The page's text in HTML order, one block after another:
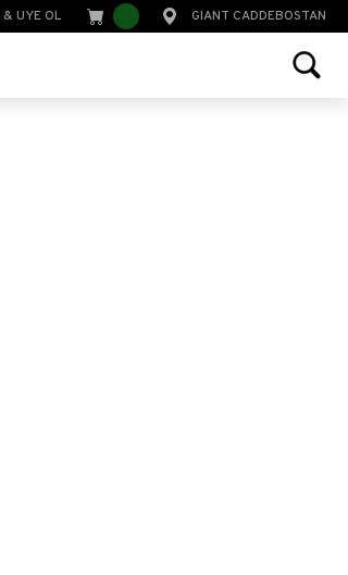
& UYE OL GIANT CADDEBOSTAN